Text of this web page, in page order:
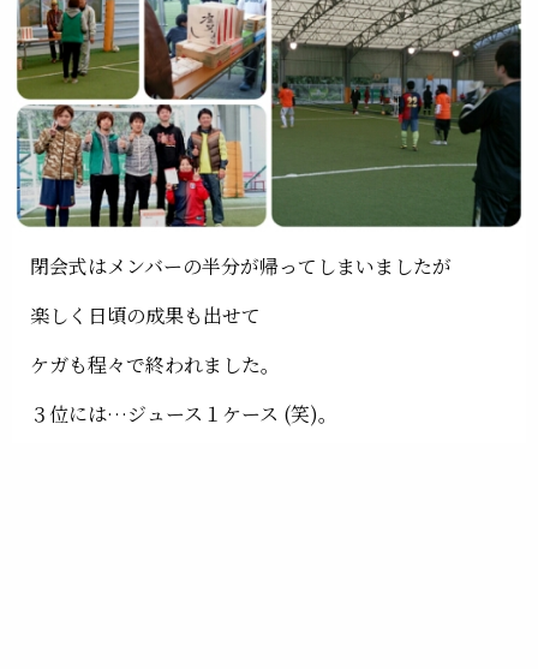
閉会式はメンバーの半分が帰ってしまいましたが
楽しく日頃の成果も出せて
ケガも程々で終われました。
３位には…ジュース１ケース (笑)。